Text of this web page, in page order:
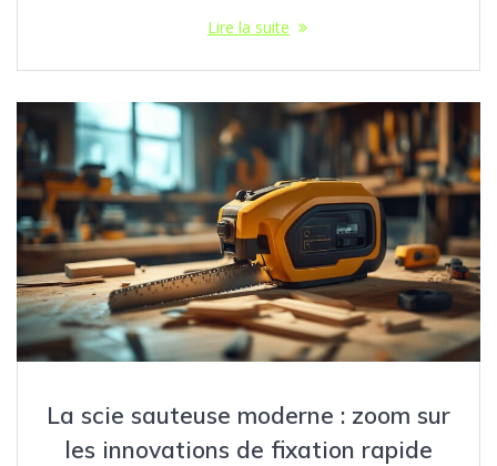
Lire la suite
La scie sauteuse moderne : zoom sur
les innovations de fixation rapide